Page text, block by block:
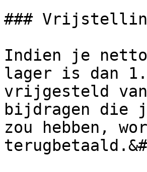
###
Indien je netto
lager is dan
vrijgesteld
bijdragen die
zou hebben,